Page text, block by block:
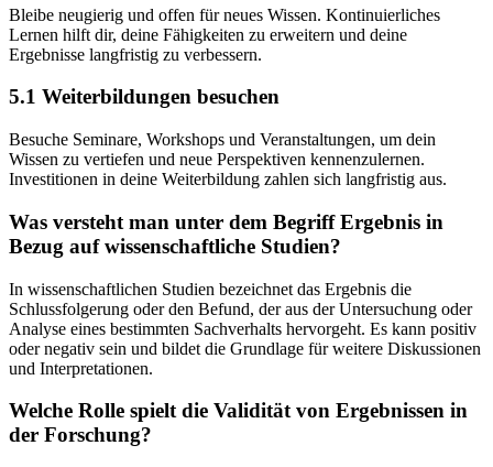
Bleibe neugierig und offen für neues Wissen. Kontinuierliches
Lernen hilft dir, deine Fähigkeiten zu erweitern und deine
Ergebnisse langfristig zu verbessern.
5.1 Weiterbildungen besuchen
Besuche Seminare, Workshops und Veranstaltungen, um dein
Wissen zu vertiefen und neue Perspektiven kennenzulernen.
Investitionen in deine Weiterbildung zahlen sich langfristig aus.
Was versteht man unter dem Begriff Ergebnis in
Bezug auf wissenschaftliche Studien?
In wissenschaftlichen Studien bezeichnet das Ergebnis die
Schlussfolgerung oder den Befund, der aus der Untersuchung oder
Analyse eines bestimmten Sachverhalts hervorgeht. Es kann positiv
oder negativ sein und bildet die Grundlage für weitere Diskussionen
und Interpretationen.
Welche Rolle spielt die Validität von Ergebnissen in
der Forschung?